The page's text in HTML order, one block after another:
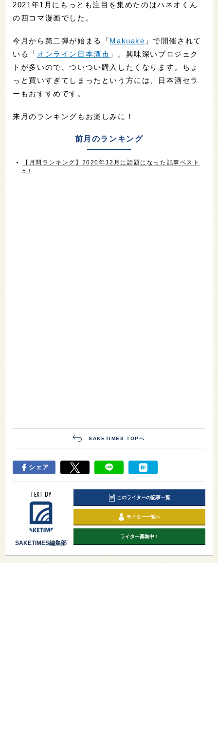
2021年1月にもっとも注目を集めたのはハネオくん
の四コマ漫画でした。
今月から第二弾が始まる「Makuake 」で開催されて
いる「 オンライン日本酒市 」。興味深いプロジェク
トが多いので、ついつい購入したくなります。ちょ
っと買いすぎてしまったという方には、日本酒セラ
ーもおすすめです。
来月のランキングもお楽しみに！
前月のランキング
【月間ランキング】2020年12月に話題になった記事ベスト
5！
SAKETIMES TOPへ
シェア
TEXT BY
SAKETIMES編集部
このライターの記事一覧
ライター一覧へ
ライター募集中！